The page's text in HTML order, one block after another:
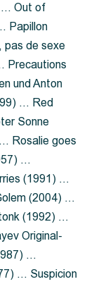
… Out of
Papillon
de sexe
Precautions
und Anton
… Red
Sonne
Rosalie goes
…
(1991) …
(2004) …
(1992) …
Original-
…
… Suspicion